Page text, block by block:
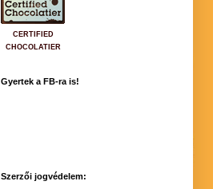
CERTIFIED
CHOCOLATIER
Gyertek a FB-ra is!
Szerzői jogvédelem: